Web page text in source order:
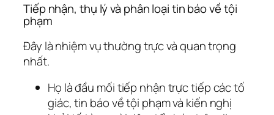
Tiếp nhận, thụ lý và phân loại tin báo về tội
phạm
Đây là nhiệm vụ thường trực và quan trọng
nhất.
Họ là đầu mối tiếp nhận trực tiếp các tố
giác, tin báo về tội phạm và kiến nghị